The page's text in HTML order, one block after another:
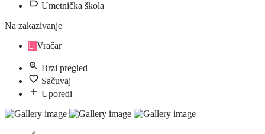
Umetnička škola
Na zakazivanje
Vračar
Brzi pregled
Sačuvaj
Uporedi